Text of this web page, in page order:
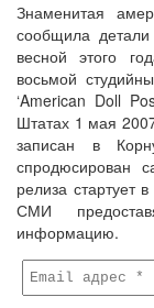
Знаменитая
сообщила
весной этого
восьмой
‘American Doll
Штатах 1 мая
записан в
спродюсирован
релиза
СМИ
информацию.